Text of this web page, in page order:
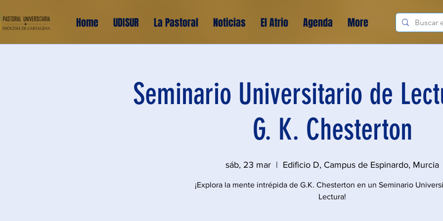
Home UDISUR La Pastoral Noticias El Atrio Agenda More
Seminario Universitario de
G. K. Chesterton
sáb, 23 mar
  |
Edificio D, Campus de Espinardo, Murcia
¡Explora la mente intrépida de G.K. Chesterton en un Seminario
Lectura!